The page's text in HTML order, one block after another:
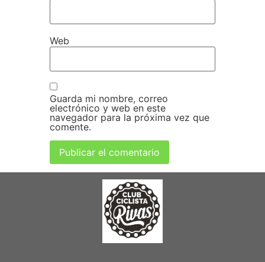
Web
Guarda mi nombre, correo
electrónico y web en este
navegador para la próxima vez que
comente.